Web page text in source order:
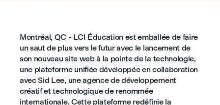
Montréal, QC - LCI Éducation est emballée de faire
un saut de plus vers le futur avec le lancement de
son nouveau site web à la pointe de la technologie,
une plateforme unifiée développée en collaboration
avec Sid Lee, une agence de développement
créatif et technologique de renommée
internationale. Cette plateforme redéfinie la